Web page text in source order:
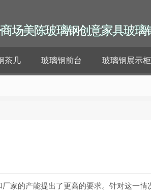
商场美陈玻璃钢创意家具玻璃
茶几 玻璃钢前台 玻璃钢展示柜
家的产能提出了更高的要求。针对这一情